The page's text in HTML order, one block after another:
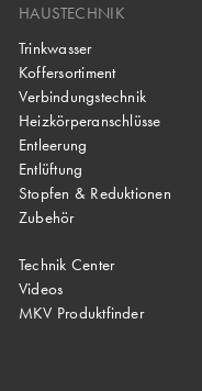
HAUSTECHNIK
Trinkwasser
Koffersortiment
Verbindungstechnik
Heizkörperanschlüsse
Entleerung
Entlüftung
Stopfen & Reduktionen
Zubehör
Technik Center
Videos
MKV Produktfinder